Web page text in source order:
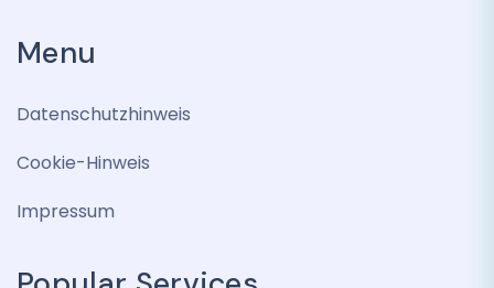
Menu
Datenschutzhinweis
Cookie-Hinweis
Impressum